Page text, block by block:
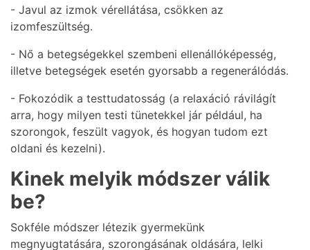
- Javul az izmok vérellátása, csökken az
izomfeszültség.
- Nő a betegségekkel szembeni ellenállóképesség,
illetve betegségek esetén gyorsabb a regenerálódás.
- Fokozódik a testtudatosság (a relaxáció rávilágít
arra, hogy milyen testi tünetekkel jár például, ha
szorongok, feszült vagyok, és hogyan tudom ezt
oldani és kezelni).
Kinek melyik módszer válik
be?
Sokféle módszer létezik gyermekünk
megnyugtatására, szorongásának oldására, lelki